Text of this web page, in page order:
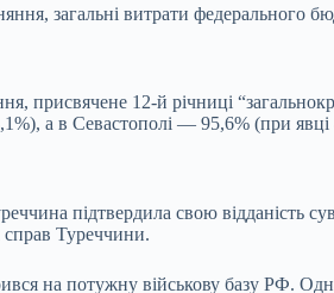
загальні витрати федерального
присвячене 12-й річниці
а в Севастополі — 95,6% (при явці
підтвердила свою відданість
справ Туреччини.
на потужну військову базу РФ.